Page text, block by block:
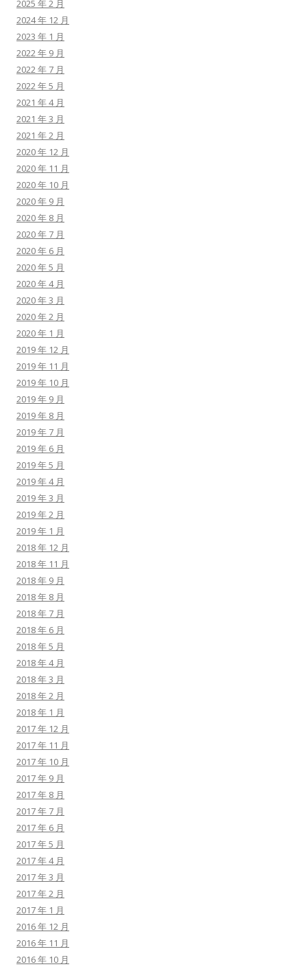
2025 年 2 月
2024 年 12 月
2023 年 1 月
2022 年 9 月
2022 年 7 月
2022 年 5 月
2021 年 4 月
2021 年 3 月
2021 年 2 月
2020 年 12 月
2020 年 11 月
2020 年 10 月
2020 年 9 月
2020 年 8 月
2020 年 7 月
2020 年 6 月
2020 年 5 月
2020 年 4 月
2020 年 3 月
2020 年 2 月
2020 年 1 月
2019 年 12 月
2019 年 11 月
2019 年 10 月
2019 年 9 月
2019 年 8 月
2019 年 7 月
2019 年 6 月
2019 年 5 月
2019 年 4 月
2019 年 3 月
2019 年 2 月
2019 年 1 月
2018 年 12 月
2018 年 11 月
2018 年 9 月
2018 年 8 月
2018 年 7 月
2018 年 6 月
2018 年 5 月
2018 年 4 月
2018 年 3 月
2018 年 2 月
2018 年 1 月
2017 年 12 月
2017 年 11 月
2017 年 10 月
2017 年 9 月
2017 年 8 月
2017 年 7 月
2017 年 6 月
2017 年 5 月
2017 年 4 月
2017 年 3 月
2017 年 2 月
2017 年 1 月
2016 年 12 月
2016 年 11 月
2016 年 10 月